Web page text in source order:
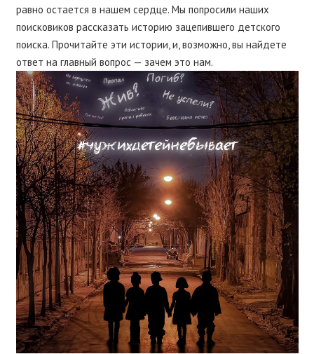
равно остается в нашем сердце. Мы попросили наших
поисковиков рассказать историю зацепившего детского
поиска. Прочитайте эти истории, и, возможно, вы найдете
ответ на главный вопрос — зачем это нам.